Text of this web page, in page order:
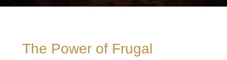
The Power of Frugal